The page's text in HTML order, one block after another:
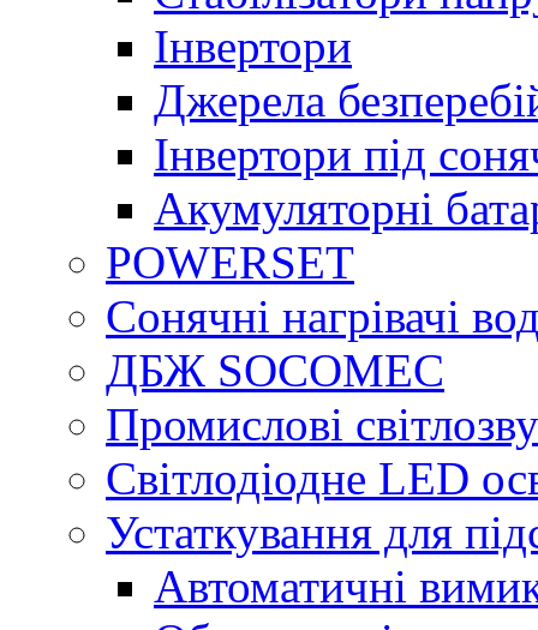
Інвертори
Джерела
Інвертори під
Акумуляторні
POWERSET
Сонячні нагрівачі
ДБЖ SOCOMEC
Промислові
Світлодіодне LED
Устаткування для
Автоматичні